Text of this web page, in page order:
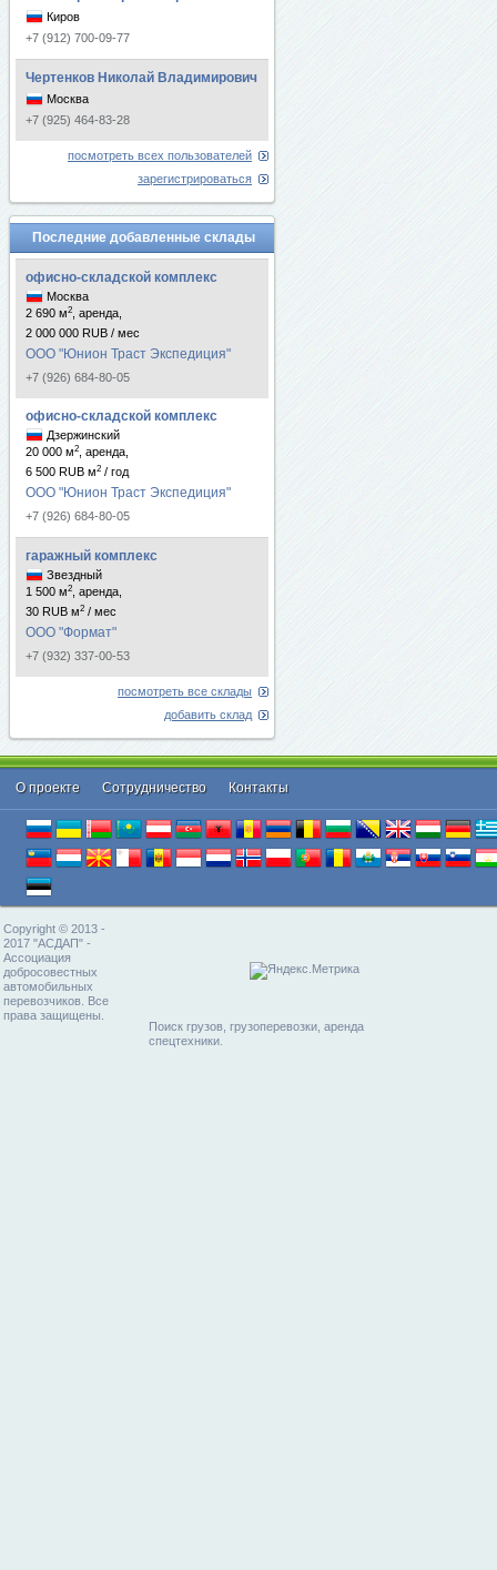
Киров
+7 (912) 700-09-77
Чертенков Николай Владимирович
Москва
+7 (925) 464-83-28
посмотреть всех пользователей
зарегистрироваться
Последние добавленные склады
офисно-складской комплекс
Москва
2 690 м2
, аренда,
2 000 000 RUB / мес
ООО "Юнион Траст Экспедиция"
+7 (926) 684-80-05
офисно-складской комплекс
Дзержинский
20 000 м2
, аренда,
6 500 RUB м2 / год
ООО "Юнион Траст Экспедиция"
+7 (926) 684-80-05
гаражный комплекс
Звездный
1 500 м2
, аренда,
30 RUB м2 / мес
ООО "Формат"
+7 (932) 337-00-53
посмотреть все склады
добавить склад
О проекте Cотрудничество Контакты
Copyright © 2013 -
2017 "АСДАП" -
Ассоциация
добросовестных
автомобильных
перевозчиков. Все
права защищены.
Поиск грузов, грузоперевозки, аренда
спецтехники.